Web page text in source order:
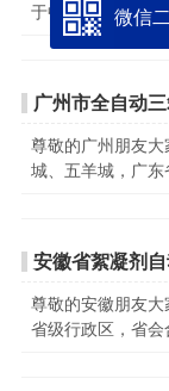
微信
于中国沿海地区
广州市全自动
尊敬的广州朋友
城、五羊城，广
安徽省絮凝剂
尊敬的安徽朋友
省级行政区，省